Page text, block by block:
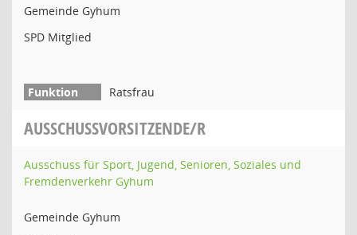
Gemeinde Gyhum
SPD Mitglied
Ratsfrau
AUSSCHUSSVORSITZENDE/R
Ausschuss für Sport, Jugend, Senioren, Soziales und
Fremdenverkehr Gyhum
Gemeinde Gyhum